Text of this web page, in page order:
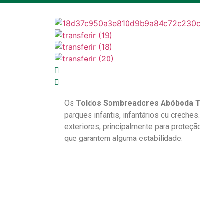
Os Toldos Sombreadores Abóboda
parques infantis, infantários ou
exteriores, principalmente para
que garantem alguma estabilidade.